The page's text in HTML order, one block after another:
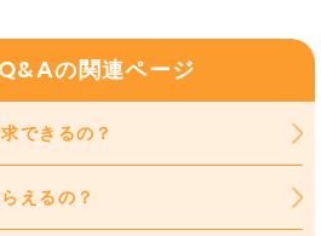
の関連ページ
できるの？
えるの？